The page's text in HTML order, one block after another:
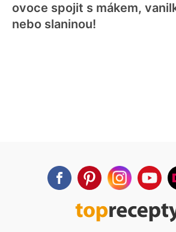
ovoce spojit s mákem,
nebo slaninou!